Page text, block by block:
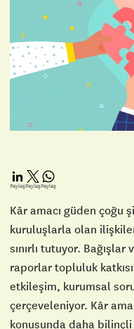
PaylaşPaylaşPaylaş
Kâr amacı güden çoğu
kuruluşlarla olan
sınırlı tutuyor. Bağışlar
raporlar topluluk
etkileşim, kurumsal
çerçeveleniyor. Kâr
konusunda daha